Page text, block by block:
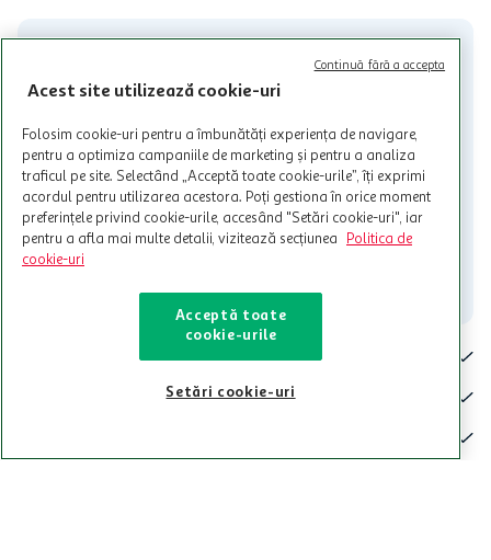
nu poate fi utilizat in legatura cu alti comercianți sau pentru alte
activitati in afara celor mentionate in Termene si Conditii. Auchan
care aceste este suspendat sau in perioada in care sunt efectuate
Contacteaza-ne!
Iti stam mereu la dispozitie.
021-9141 contact@auchan.ro
Acest site utilizează cookie-uri
Folosim cookie-uri pentru a îmbunătăți experiența de navigare,
pentru a optimiza campaniile de marketing și pentru a analiza
traficul pe site. Selectând „Acceptă toate cookie-urile”, îți exprimi
acordul pentru utilizarea acestora. Poți gestiona în orice moment
preferințele privind cookie-urile, accesând "Setări cookie-uri", iar
pentru a afla mai multe detalii, vizitează secțiunea
Politica de
cookie-uri
Acceptă toate
cookie-urile
Setări cookie-uri
Continuă fără a accepta